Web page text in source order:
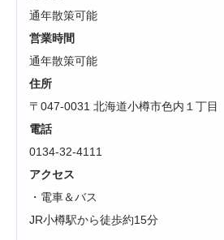
通年散策可能
営業時間
通年散策可能
住所
〒047-0031 北海道小樽市色内１丁目
電話
0134-32-4111
アクセス
・電車＆バス
JR小樽駅から徒歩約15分